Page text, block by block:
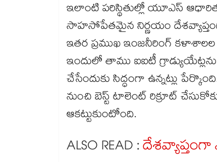
ఇలాంటి పరిస్థితుల్లో యూఎస్ ఆధారిత
సాహసోపేతమైన నిర్ణయం
ఇతర ప్రముఖ ఇంజనీరింగ్
ఇందులో తాము ఐఐటీ గ్రాడ్యుయేట్లను
చేసేందుకు సిద్ధంగా ఉన్నట్లు
నుంచి బెస్ట్ టాలెంట్ రిక్రూట్
ఆకట్టుకుంటోంది.
ALSO READ :